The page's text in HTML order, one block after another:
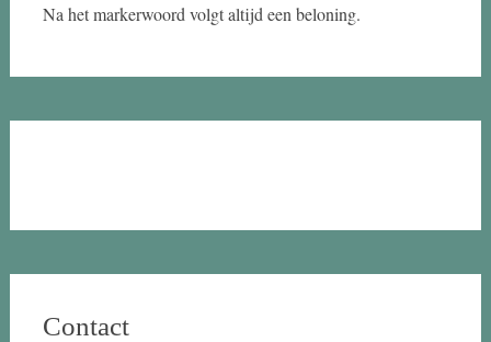
Na het markerwoord volgt altijd een beloning.
Contact